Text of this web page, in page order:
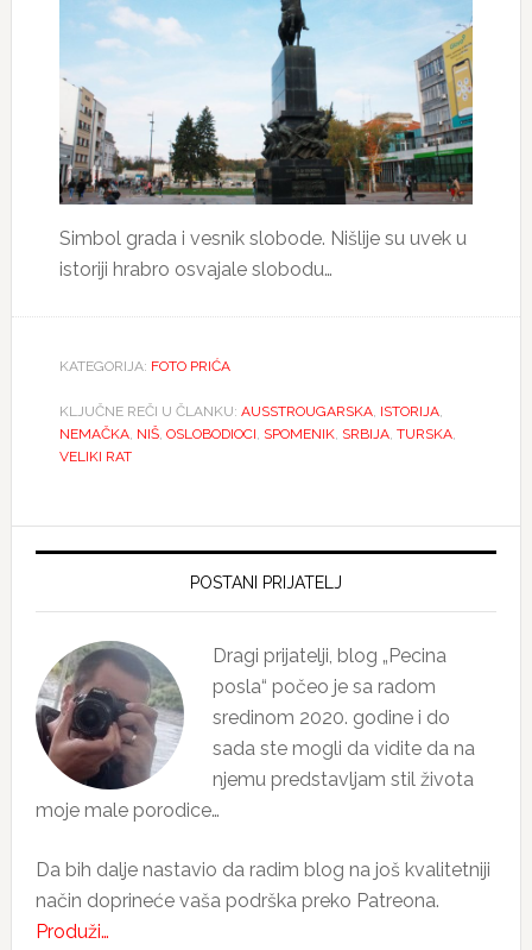
Simbol grada i vesnik slobode. Nišlije su uvek u
istoriji hrabro osvajale slobodu…
KATEGORIJA: FOTO PRIĆA
KLJUČNE REČI U ČLANKU: AUSSTROUGARSKA, ISTORIJA,
NEMAČKA, NIŠ, OSLOBODIOCI SPOMENIK, SRBIJA, TURSKA,
VELIKI RAT
Primary
POSTANI PRIJATELJ
Dragi prijatelji, blog „Pecina
posla“ počeo je sa radom
sredinom 2020. godine i do
sada ste mogli da vidite da na
njemu predstavljam stil života
moje male porodice…
Da bih dalje nastavio da radim blog na još kvalitetniji
način doprineće vaša podrška preko Patreona.
Produži…